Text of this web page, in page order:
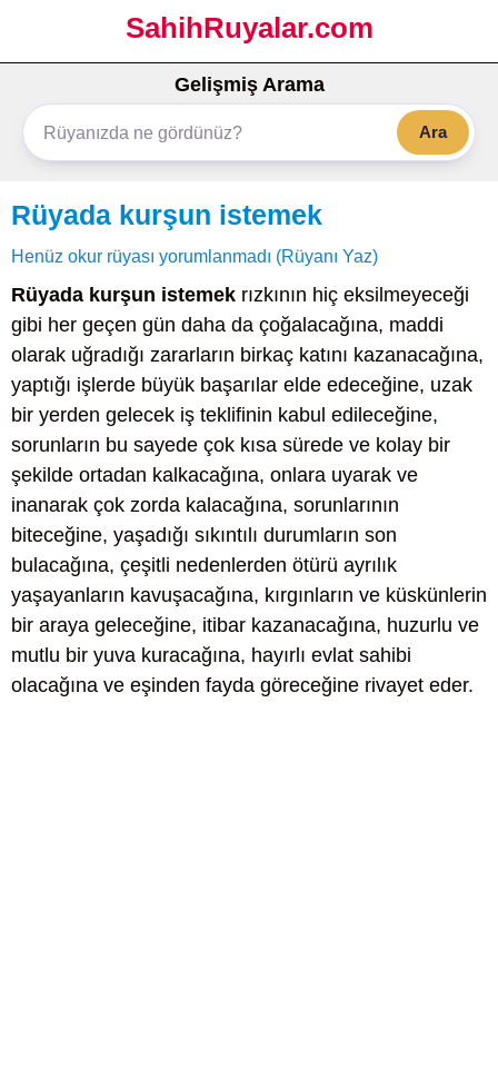
SahihRuyalar.com
Gelişmiş Arama
Ara
Rüyada kurşun istemek
Henüz okur rüyası yorumlanmadı (Rüyanı Yaz)
Rüyada kurşun istemek rızkının hiç eksilmeyeceği
gibi her geçen gün daha da çoğalacağına, maddi
olarak uğradığı zararların birkaç katını kazanacağına,
yaptığı işlerde büyük başarılar elde edeceğine, uzak
bir yerden gelecek iş teklifinin kabul edileceğine,
sorunların bu sayede çok kısa sürede ve kolay bir
şekilde ortadan kalkacağına, onlara uyarak ve
inanarak çok zorda kalacağına, sorunlarının
biteceğine, yaşadığı sıkıntılı durumların son
bulacağına, çeşitli nedenlerden ötürü ayrılık
yaşayanların kavuşacağına, kırgınların ve küskünlerin
bir araya geleceğine, itibar kazanacağına, huzurlu ve
mutlu bir yuva kuracağına, hayırlı evlat sahibi
olacağına ve eşinden fayda göreceğine rivayet eder.